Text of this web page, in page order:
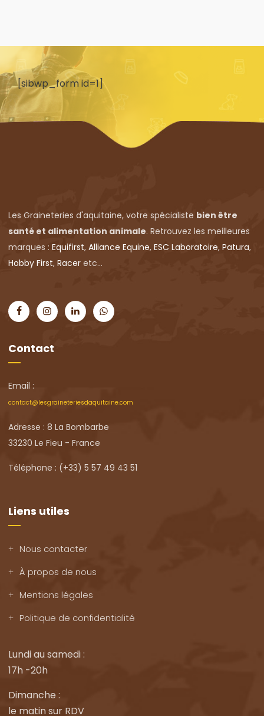
[sibwp_form id=1]
Les Graineteries d'aquitaine, votre spécialiste bien être
santé et alimentation animale. Retrouvez les meilleures
marques : Equifirst, Alliance Equine, ESC Laboratoire, Patura,
Hobby First, Racer etc...
Contact
Email :
contact@lesgraineteriesdaquitaine.com
Adresse : 8 La Bombarbe
33230 Le Fieu - France
Téléphone : (+33) 5 57 49 43 51
Liens utiles
Nous contacter
À propos de nous
Mentions légales
Politique de confidentialité
Lundi au samedi :
17h -20h
Dimanche :
le matin sur RDV